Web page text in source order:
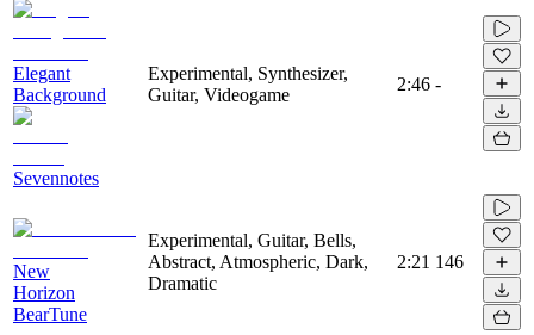
Elegant
Background
Sevennotes
Experimental, Synthesizer,
Guitar, Videogame
2:46 -
New
Horizon
BearTune
Experimental, Guitar, Bells,
Abstract, Atmospheric, Dark,
Dramatic
2:21 146